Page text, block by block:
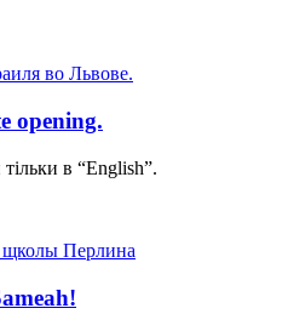
opening.
в “English”.